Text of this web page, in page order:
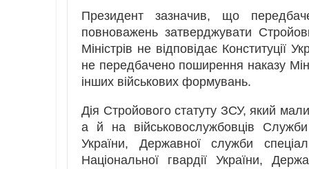
Президент зазначив, що
повноважень затверджувати
Міністрів не відповідає Конституції
не передбачено поширення наказу
інших військових формувань.
Дія Стройового статуту ЗСУ, який
а й на військовослужбовців
України, Державної служби
Національної гвардії України,